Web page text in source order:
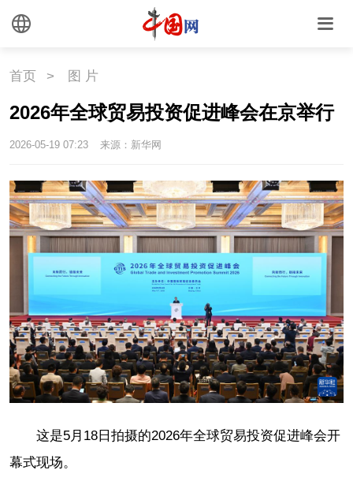
首页 > 图 片
2026年全球贸易投资促进峰会在京举行
2026-05-19 07:23 来源：新华网
这是5月18日拍摄的2026年全球贸易投资促进峰会开
幕式现场。